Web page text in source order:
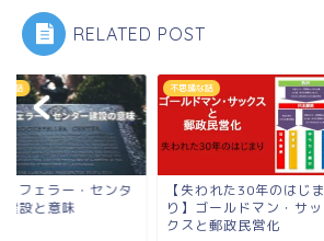
RELATED POST
な話
クフェラー・センタ
建設と意味
不思議な話
【失われた30年のはじま
り】ゴールドマン・サッ
クスと郵政民営化